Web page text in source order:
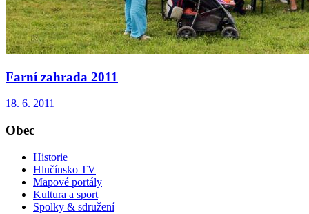
Farní zahrada 2011
18. 6. 2011
Obec
Historie
Hlučínsko TV
Mapové portály
Kultura a sport
Spolky & sdružení